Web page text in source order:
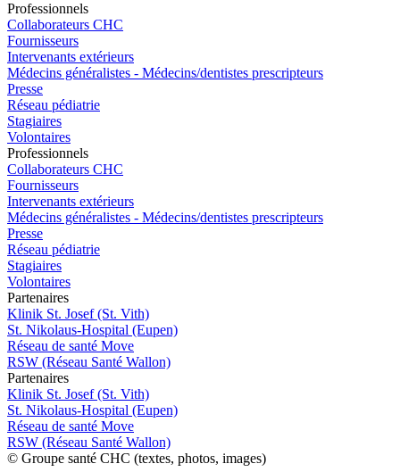
Professionnels
Collaborateurs CHC
Fournisseurs
Intervenants extérieurs
Médecins généralistes - Médecins/dentistes prescripteurs
Presse
Réseau pédiatrie
Stagiaires
Volontaires
Professionnels
Collaborateurs CHC
Fournisseurs
Intervenants extérieurs
Médecins généralistes - Médecins/dentistes prescripteurs
Presse
Réseau pédiatrie
Stagiaires
Volontaires
Partenaires
Klinik St. Josef (St. Vith)
St. Nikolaus-Hospital (Eupen)
Réseau de santé Move
RSW (Réseau Santé Wallon)
Partenaires
Klinik St. Josef (St. Vith)
St. Nikolaus-Hospital (Eupen)
Réseau de santé Move
RSW (Réseau Santé Wallon)
© Groupe santé CHC (textes, photos, images)